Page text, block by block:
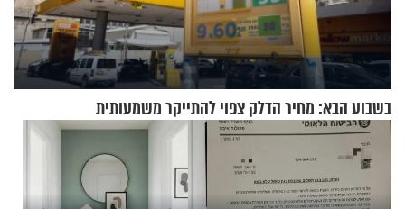
בשבוע הבא: מחיר הדלק צפוי להתייקר משמעותית